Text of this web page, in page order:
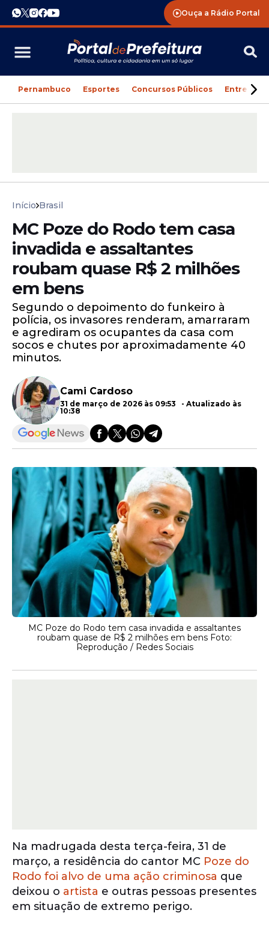
Ouça a Rádio Portal
Pernambuco Esportes Concursos Públicos
Início Brasil
MC Poze do Rodo tem casa
invadida e assaltantes
roubam quase R$ 2 milhões
em bens
Segundo o depoimento do funkeiro à
polícia, os invasores renderam, amarraram
e agrediram os ocupantes da casa com
socos e chutes por aproximadamente 40
minutos.
Cami Cardoso
31 de março de 2026 às 09:53 - Atualizado às
10:38
MC Poze do Rodo tem casa invadida e assaltantes
roubam quase de R$ 2 milhões em bens Foto:
Reprodução / Redes Sociais
Na madrugada desta terça-feira, 31 de
março, a residência do cantor MC Poze do
Rodo foi alvo de uma ação criminosa que
deixou o artista e outras pessoas presentes
em situação de extremo perigo.